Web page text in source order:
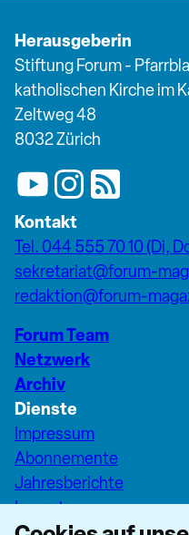
Herausgeberin
Stiftung Forum -
katholischen Kirche im
Zeltweg 48
8032 Zürich
Kontakt
Tel. 044 555 70 10 (Di,
sekretariat@forum-
redaktion@forum-
Forum Team
Netzwerk
Archiv
Dienste
Impressum
Abonnemente
Jahresberichte
Inserate